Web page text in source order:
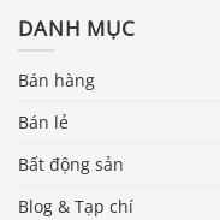
DANH MỤC
Bán hàng
Bán lẻ
Bất động sản
Blog & Tạp chí